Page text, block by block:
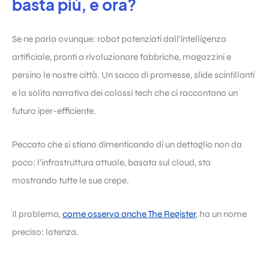
basta più, e ora?
Se ne parla ovunque: robot potenziati dall’intelligenza
artificiale, pronti a rivoluzionare fabbriche, magazzini e
persino le nostre città. Un sacco di promesse, slide scintillanti
e la solita narrativa dei colossi tech che ci raccontano un
futuro iper-efficiente.
Peccato che si stiano dimenticando di un dettaglio non da
poco: l’infrastruttura attuale, basata sul cloud, sta
mostrando tutte le sue crepe.
Il problema,come osserva anche The Register, ha un nome
preciso: latenza.